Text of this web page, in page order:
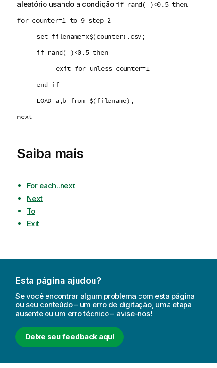
aleatório usando a condição if rand( )<0.5 then.
for counter=1 to 9 step 2
set filename=x$(counter).csv;
if rand( )<0.5 then
exit for unless counter=1
end if
LOAD a,b from $(filename);
next
Saiba mais
For each..next
Next
To
Exit
Esta página ajudou?
Se você encontrar algum problema com esta página
ou seu conteúdo – um erro de digitação, uma etapa
ausente ou um erro técnico – avise-nos!
Deixe seu feedback aqui